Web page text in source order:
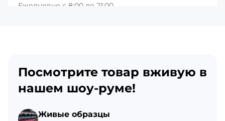
Ежедневно с 8:00 до 21:00
Ежедневно с 8:00 до 21:00
В наличии 143 М2
Склад Гатчина
Посмотрите товар вживую в
нашем шоу-руме!
Живые образцы